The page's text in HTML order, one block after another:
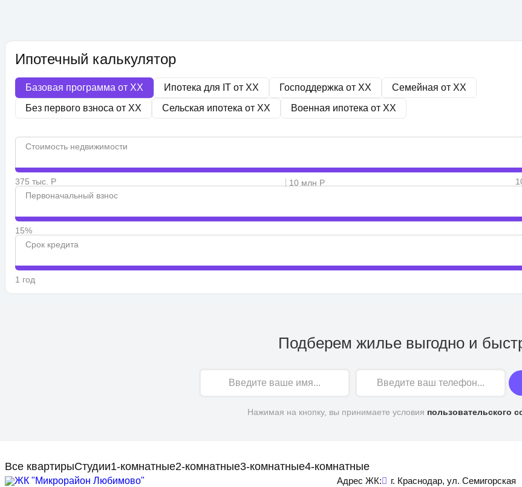
Ипотечный калькулятор
Базовая программа от XX Ипотека для IT от XX Господдержка от XX Семейная от XX
Без первого взноса от XX Сельская ипотека от XX Военная ипотека от XX
Стоимость недвижимости
375 тыс. Р 10 млн Р
Первоначальный взнос
15%
Срок кредита
1 год
Подберем жилье выгодно и
Нажимая на кнопку, вы принимаете условия пользовательского
Все квартирыСтудии1-комнатные2-комнатные3-комнатные4-комнатные
Адрес ЖК: г. Краснодар, ул. Семигорская